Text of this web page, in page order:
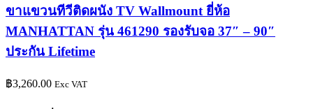
ขาแขวนทีวีติดผนัง TV Wallmount ยี่ห้อ
MANHATTAN รุ่น 461290 รองรับจอ 37″ – 90″
ประกัน Lifetime
฿3,260.00 Exc VAT